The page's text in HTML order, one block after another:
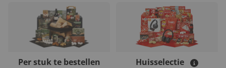
Per stuk te bestellen Huisselectie